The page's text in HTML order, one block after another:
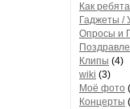
Как
Гаджеты /
Опросы и
Клипы (4)
wiki (3)
Моё фото
Концерты